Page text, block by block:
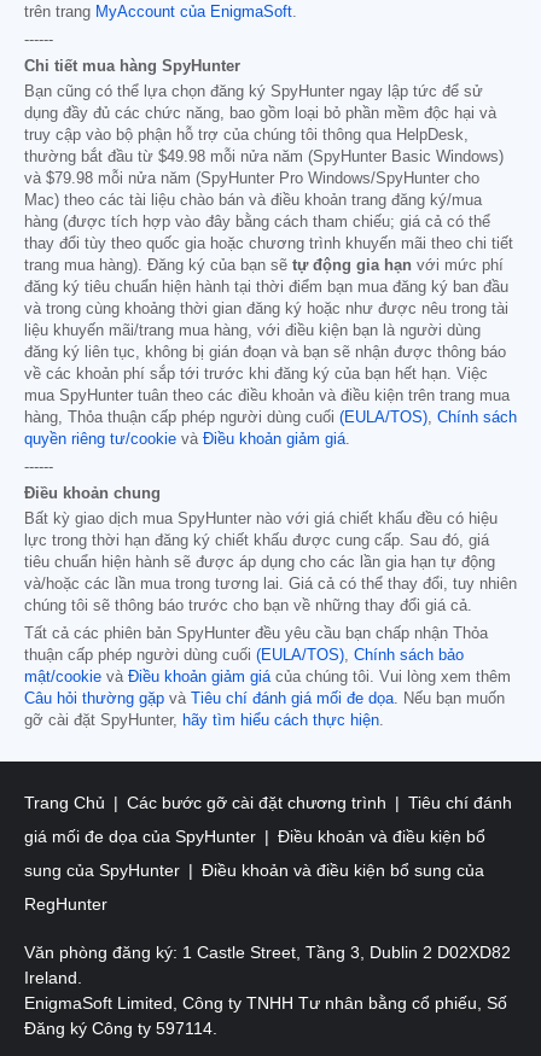
trên trang MyAccount của EnigmaSoft
------
Chi tiết mua hàng SpyHunter
Bạn cũng có thể lựa chọn đăng ký SpyHunter ngay lập tức để sử
dụng đầy đủ các chức năng, bao gồm loại bỏ phần mềm độc hại và
truy cập vào bộ phận hỗ trợ của chúng tôi thông qua HelpDesk,
thường bắt đầu từ $49.98 mỗi nửa năm (SpyHunter Basic Windows)
và $79.98 mỗi nửa năm (SpyHunter Pro Windows/SpyHunter cho
Mac) theo các tài liệu chào bán và điều khoản trang đăng ký/mua
hàng (được tích hợp vào đây bằng cách tham chiếu; giá cả có thể
thay đổi tùy theo quốc gia hoặc chương trình khuyến mãi theo chi tiết
trang mua hàng). Đăng ký của bạn sẽ tự động gia hạn với mức phí
đăng ký tiêu chuẩn hiện hành tại thời điểm bạn mua đăng ký ban đầu
và trong cùng khoảng thời gian đăng ký hoặc như được nêu trong tài
liệu khuyến mãi/trang mua hàng, với điều kiện bạn là người dùng
đăng ký liên tục, không bị gián đoạn và bạn sẽ nhận được thông báo
về các khoản phí sắp tới trước khi đăng ký của bạn hết hạn. Việc
mua SpyHunter tuân theo các điều khoản và điều kiện trên trang mua
hàng, Thỏa thuận cấp phép người dùng cuối (EULA/TOS) Chính sách
quyền riêng tư/cookie và Điều khoản giảm giá
------
Điều khoản chung
Bất kỳ giao dịch mua SpyHunter nào với giá chiết khấu đều có hiệu
lực trong thời hạn đăng ký chiết khấu được cung cấp. Sau đó, giá
tiêu chuẩn hiện hành sẽ được áp dụng cho các lần gia hạn tự động
và/hoặc các lần mua trong tương lai. Giá cả có thể thay đổi, tuy nhiên
chúng tôi sẽ thông báo trước cho bạn về những thay đổi giá cả.
Tất cả các phiên bản SpyHunter đều yêu cầu bạn chấp nhận Thỏa
thuận cấp phép người dùng cuối (EULA/TOS) Chính sách bảo
mật/cookie và Điều khoản giảm giá của chúng tôi. Vui lòng xem thêm
Câu hỏi thường gặp và Tiêu chí đánh giá mối đe dọa . Nếu bạn muốn
gỡ cài đặt SpyHunter,
hãy tìm hiểu cách thực hiện
Trang Chủ Các bước gỡ cài đặt chương trình
Tiêu chí đánh
giá mối đe dọa của SpyHunter
Điều khoản và điều kiện bổ
sung của SpyHunter
Điều khoản và điều kiện bổ sung của
RegHunter
Văn phòng đăng ký: 1 Castle Street, Tầng 3, Dublin 2 D02XD82
Ireland.
EnigmaSoft Limited, Công ty TNHH Tư nhân bằng cổ phiếu, Số
Đăng ký Công ty 597114.